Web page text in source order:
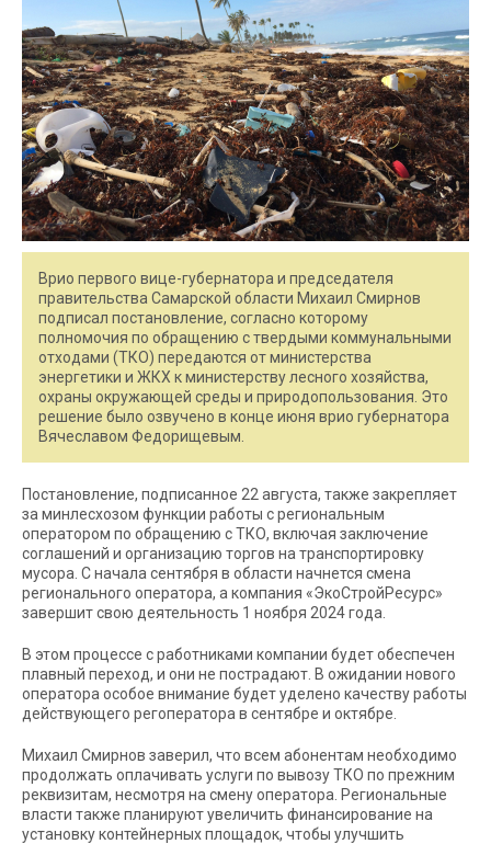
Врио первого вице-губернатора и председателя
правительства Самарской области Михаил Смирнов
подписал постановление, согласно которому
полномочия по обращению с твердыми коммунальными
отходами (ТКО) передаются от министерства
энергетики и ЖКХ к министерству лесного хозяйства,
охраны окружающей среды и природопользования. Это
решение было озвучено в конце июня врио губернатора
Вячеславом Федорищевым.
Постановление, подписанное 22 августа, также закрепляет
за минлесхозом функции работы с региональным
оператором по обращению с ТКО, включая заключение
соглашений и организацию торгов на транспортировку
мусора. С начала сентября в области начнется смена
регионального оператора, а компания «ЭкоСтройРесурс»
завершит свою деятельность 1 ноября 2024 года.
В этом процессе с работниками компании будет обеспечен
плавный переход, и они не пострадают. В ожидании нового
оператора особое внимание будет уделено качеству работы
действующего регоператора в сентябре и октябре.
Михаил Смирнов заверил, что всем абонентам необходимо
продолжать оплачивать услуги по вывозу ТКО по прежним
реквизитам, несмотря на смену оператора. Региональные
власти также планируют увеличить финансирование на
установку контейнерных площадок, чтобы улучшить